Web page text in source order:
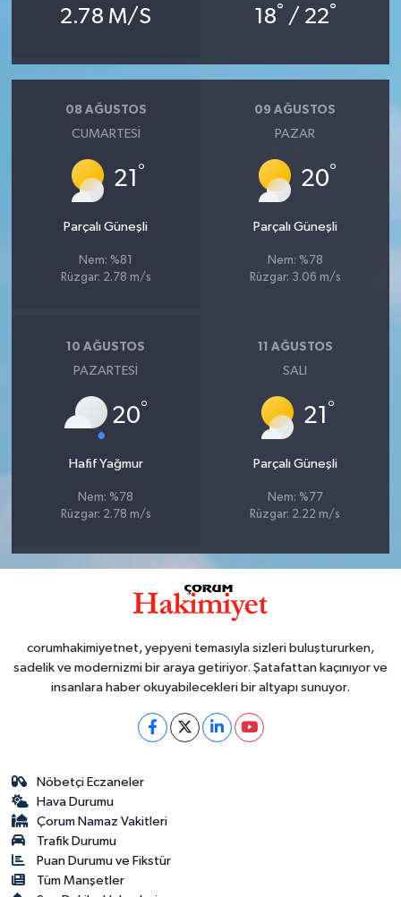
2.78 M/S 18° / 22°
08 AĞUSTOS
CUMARTESI
21 °
Parçalı Güneşli
Nem: %81
Rüzgar: 2.78 m/s
09 AĞUSTOS
PAZAR
20°
Parçalı Güneşli
Nem: %78
Rüzgar: 3.06 m/s
10 AĞUSTOS
PAZARTESI
20°
Hafif Yağmur
Nem: %78
Rüzgar: 2.78 m/s
11 AĞUSTOS
SALI
21 °
Parçalı Güneşli
Nem: %77
Rüzgar: 2.22 m/s
corumhakimiyetnet, yepyeni temasıyla sizleri buluştururken,
sadelik ve modernizmi bir araya getiriyor. Şatafattan kaçınıyor ve
insanlara haber okuyabilecekleri bir altyapı sunuyor.
Nöbetçi Eczaneler
Hava Durumu
Çorum Namaz Vakitleri
Trafik Durumu
Puan Durumu ve Fikstür
Tüm Manşetler